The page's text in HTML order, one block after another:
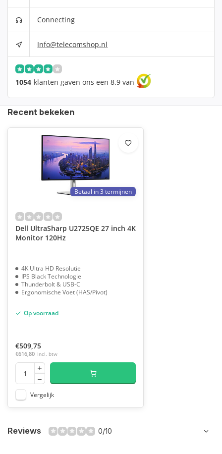
Connecting
Info@telecomshop.nl
1054 klanten gaven ons een 8.9 van
Recent bekeken
Betaal in 3 termijnen
Dell UltraSharp U2725QE 27 inch 4K
Monitor 120Hz
4K Ultra HD Resolutie
IPS Black Technologie
Thunderbolt & USB-C
Ergonomische Voet (HAS/Pivot)
Op voorraad
€509,75
€616,80 Incl. btw
Vergelijk
Reviews 0/10